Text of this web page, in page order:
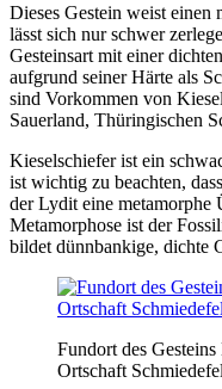
Dieses Gestein weist einen
lässt sich nur schwer
Gesteinsart mit einer
aufgrund seiner Härte als
sind Vorkommen von
Sauerland, Thüringischen
Kieselschiefer ist ein
ist wichtig zu beachten,
der Lydit eine metamorphe
Metamorphose ist der
bildet dünnbankige, dichte
Fundort des
Ortschaft